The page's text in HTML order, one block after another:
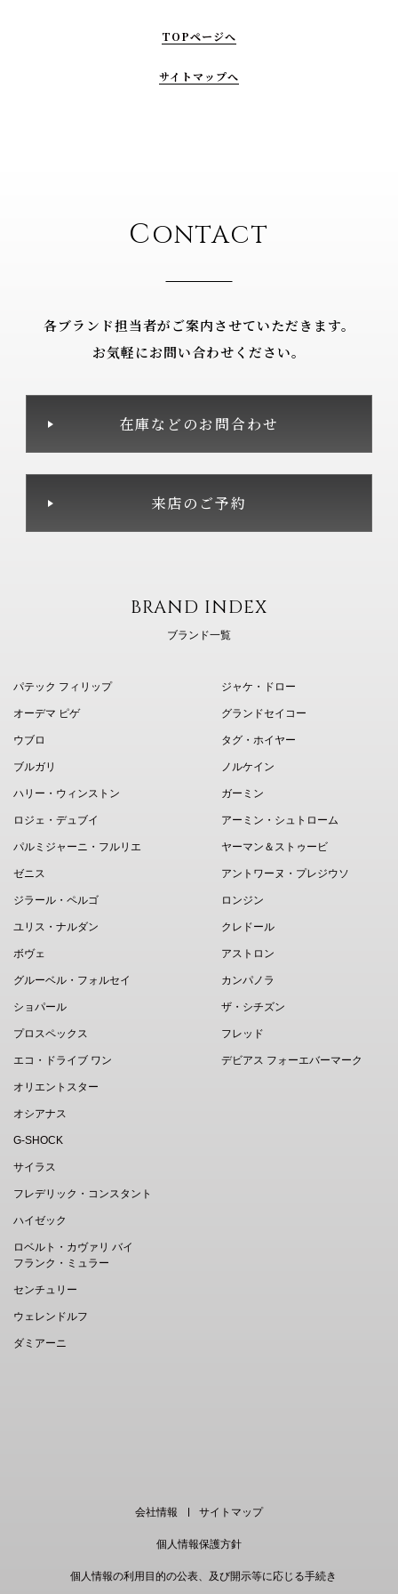
TOPページへ
サイトマップへ
CONTACT
各ブランド担当者がご案内させていただきます。
お気軽にお問い合わせください。
在庫などのお問合わせ
来店のご予約
BRAND INDEX
ブランド一覧
パテック フィリップ
オーデマ ピゲ
ウブロ
ブルガリ
ハリー・ウィンストン
ロジェ・デュブイ
パルミジャーニ・フルリエ
ゼニス
ジラール・ペルゴ
ユリス・ナルダン
ボヴェ
グルーベル・フォルセイ
ショパール
ジャケ・ドロー
グランドセイコー
タグ・ホイヤー
ノルケイン
ガーミン
アーミン・シュトローム
ヤーマン＆ストゥービ
アントワーヌ・プレジウソ
ロンジン
クレドール
アストロン
カンパノラ
ザ・シチズン
プロスペックス
エコ・ドライブ ワン
オリエントスター
オシアナス
G-SHOCK
サイラス
フレデリック・コンスタント
ハイゼック
ロベルト・カヴァリ バイ
フランク・ミュラー
センチュリー
ウェレンドルフ
ダミアーニ
フレッド
デビアス フォーエバーマーク
会社情報 サイトマップ
個人情報保護方針
個人情報の利用目的の公表、及び開示等に応じる手続き